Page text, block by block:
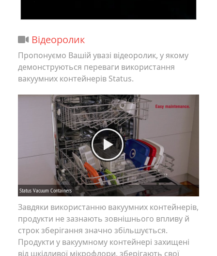
Відеоролик
Пропонуємо Вашій увазі відеоролик, у якому
демонструються переваги використання
вакуумних контейнерів Status.
Завдяки використанню вакуумних контейнерів,
продукти не зазнають зовнішнього впливу й
строк зберігання значно збільшується.
Продукти у вакуумному контейнері захищені
від шкідливої мікрофлори, зберігають свої